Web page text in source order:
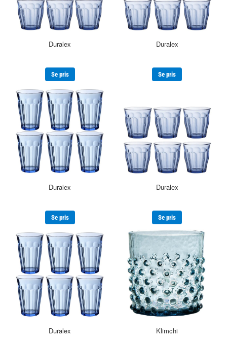
Duralex
Se pris
Duralex
Se pris
Duralex
Se pris
Duralex
Se pris
Duralex Klimchi